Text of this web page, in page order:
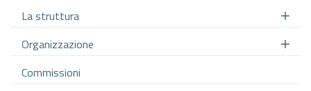
La struttura
Organizzazione
Commissioni